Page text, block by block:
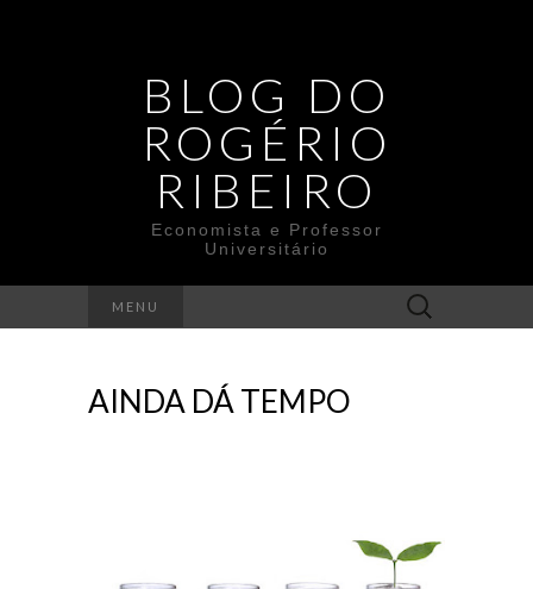
BLOG DO
ROGÉRIO
RIBEIRO
Economista e Professor
Universitário
MENU
Search
for:
AINDA DÁ TEMPO